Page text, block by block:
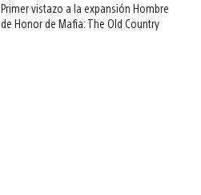
Primer vistazo a la expansión Hombre
de Honor de Mafia: The Old Country